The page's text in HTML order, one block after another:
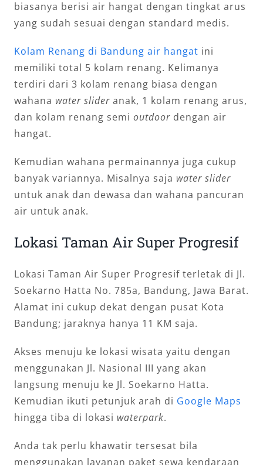
biasanya berisi air hangat dengan tingkat arus
yang sudah sesuai dengan standard medis.
Kolam Renang di Bandung air hangat ini
memiliki total 5 kolam renang. Kelimanya
terdiri dari 3 kolam renang biasa dengan
wahana water slideranak, 1 kolam renang arus,
dan kolam renang semi outdoordengan air
hangat.
Kemudian wahana permainannya juga cukup
banyak variannya. Misalnya saja water slider
untuk anak dan dewasa dan wahana pancuran
air untuk anak.
Lokasi Taman Air Super Progresif
Lokasi Taman Air Super Progresif terletak di Jl.
Soekarno Hatta No. 785a, Bandung, Jawa Barat.
Alamat ini cukup dekat dengan pusat Kota
Bandung; jaraknya hanya 11 KM saja.
Akses menuju ke lokasi wisata yaitu dengan
menggunakan Jl. Nasional III yang akan
langsung menuju ke Jl. Soekarno Hatta.
Kemudian ikuti petunjuk arah di Google Maps
hingga tiba di lokasi waterpark.
Anda tak perlu khawatir tersesat bila
menggunakan layanan paket sewa kendaraan